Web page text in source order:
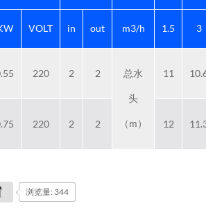
VOLT in out m3/h 1.5 3
220 2 2 总水
头
（m）
11
220 2 2 12
浏览量: 344